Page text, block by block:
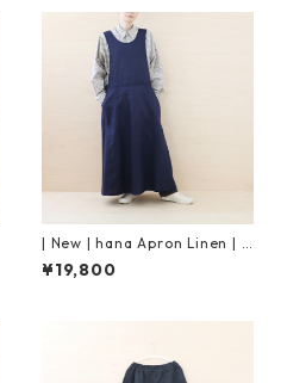
| New | hana Apron Linen | N
avy
¥19,800